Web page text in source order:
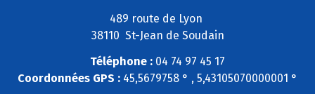
489 route de Lyon
38110 St-Jean de Soudain
Téléphone : 04 74 97 45 17
Coordonnées GPS : 45,5679758 ° , 5,43105070000001 °